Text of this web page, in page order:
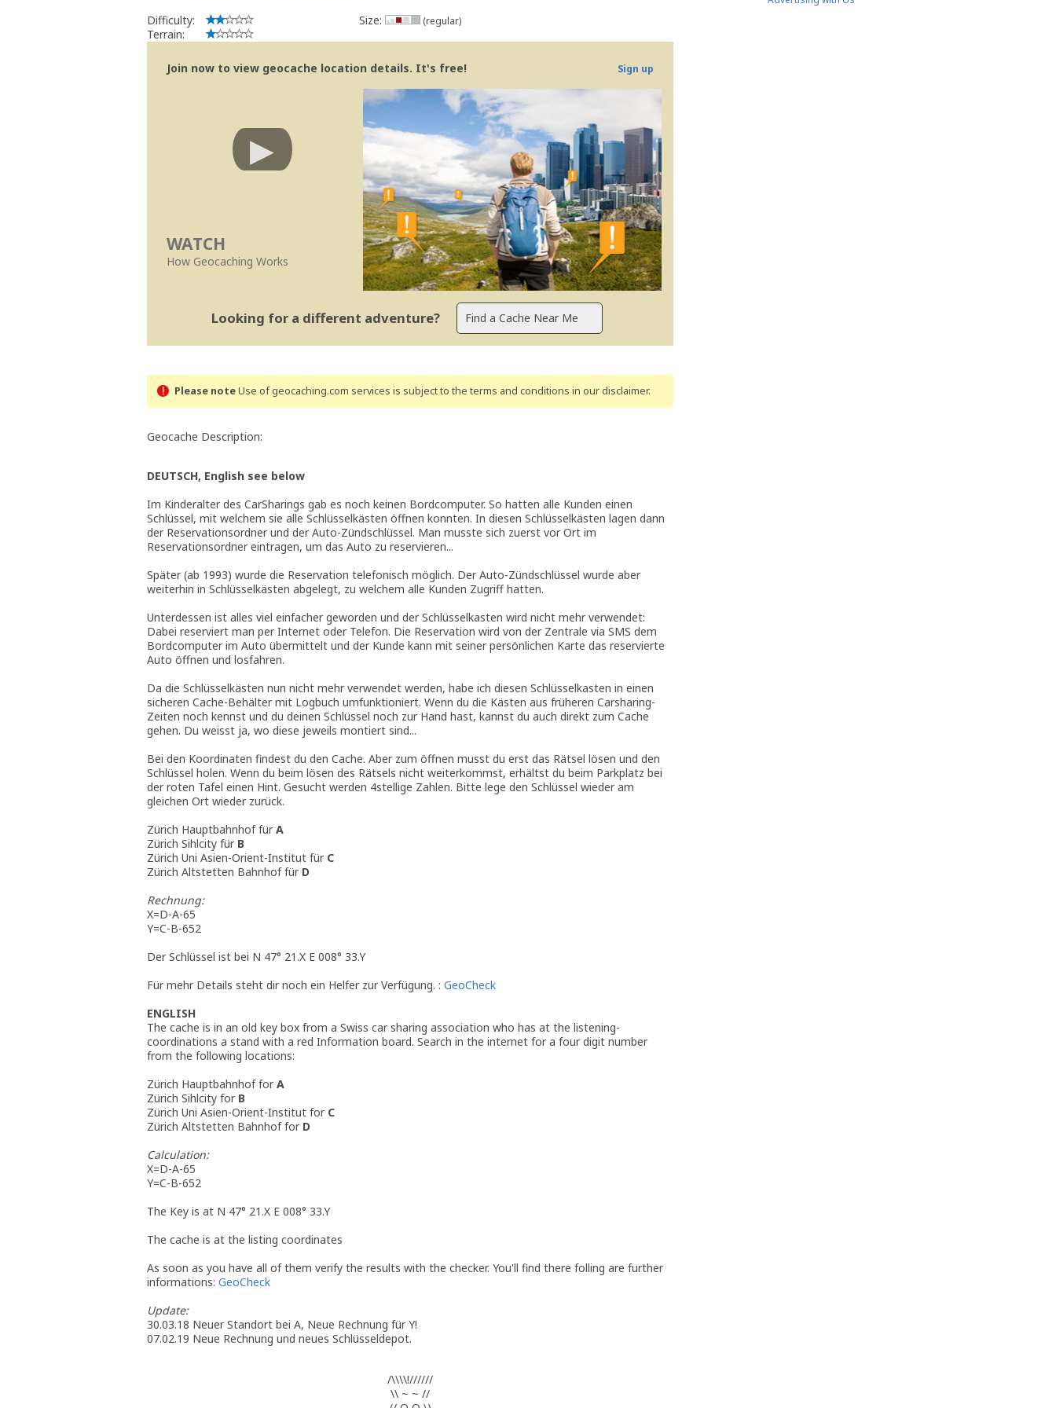
Difficulty:
Terrain:
Size: (regular)
Join now to view geocache location details. It's free! Sign up
WATCH
How Geocaching Works
Looking for a different adventure?
Please noteUse of geocaching.com services is subject to the terms and conditions in our disclaimer.
Geocache Description:
DEUTSCH, English see below
Im Kinderalter des CarSharings gab es noch keinen Bordcomputer. So hatten alle Kunden einen
Schlüssel, mit welchem sie alle Schlüsselkästen öffnen konnten. In diesen Schlüsselkästen lagen dann
der Reservationsordner und der Auto-Zündschlüssel. Man musste sich zuerst vor Ort im
Reservationsordner eintragen, um das Auto zu reservieren...
Später (ab 1993) wurde die Reservation telefonisch möglich. Der Auto-Zündschlüssel wurde aber
weiterhin in Schlüsselkästen abgelegt, zu welchem alle Kunden Zugriff hatten.
Unterdessen ist alles viel einfacher geworden und der Schlüsselkasten wird nicht mehr verwendet:
Dabei reserviert man per Internet oder Telefon. Die Reservation wird von der Zentrale via SMS dem
Bordcomputer im Auto übermittelt und der Kunde kann mit seiner persönlichen Karte das reservierte
Auto öffnen und losfahren.
Da die Schlüsselkästen nun nicht mehr verwendet werden, habe ich diesen Schlüsselkasten in einen
sicheren Cache-Behälter mit Logbuch umfunktioniert. Wenn du die Kästen aus früheren Carsharing-
Zeiten noch kennst und du deinen Schlüssel noch zur Hand hast, kannst du auch direkt zum Cache
gehen. Du weisst ja, wo diese jeweils montiert sind...
Bei den Koordinaten findest du den Cache. Aber zum öffnen musst du erst das Rätsel lösen und den
Schlüssel holen. Wenn du beim lösen des Rätsels nicht weiterkommst, erhältst du beim Parkplatz bei
der roten Tafel einen Hint. Gesucht werden 4stellige Zahlen. Bitte lege den Schlüssel wieder am
gleichen Ort wieder zurück.
Zürich Hauptbahnhof für A
Zürich Sihlcity für B
Zürich Uni Asien-Orient-Institut für C
Zürich Altstetten Bahnhof für D
Rechnung:
X=D-A-65
Y=C-B-652
Der Schlüssel ist bei N 47° 21.X E 008° 33.Y
Für mehr Details steht dir noch ein Helfer zur Verfügung. : GeoCheck
ENGLISH
The cache is in an old key box from a Swiss car sharing association who has at the listening-
coordinations a stand with a red Information board. Search in the internet for a four digit number
from the following locations:
Zürich Hauptbahnhof for A
Zürich Sihlcity for B
Zürich Uni Asien-Orient-Institut for C
Zürich Altstetten Bahnhof for D
Calculation:
X=D-A-65
Y=C-B-652
The Key is at N 47° 21.X E 008° 33.Y
The cache is at the listing coordinates
As soon as you have all of them verify the results with the checker. You'll find there folling are further
informations: GeoCheck
Update:
30.03.18 Neuer Standort bei A, Neue Rechnung für Y!
07.02.19 Neue Rechnung und neues Schlüsseldepot.
/\\\\!//////
\\ ~ ~ //